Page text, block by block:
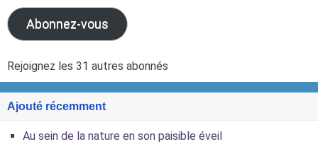
Abonnez-vous
Rejoignez les 31 autres abonnés
Ajouté récemment
Au sein de la nature en son paisible éveil